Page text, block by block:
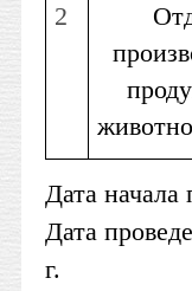
2
Дата начала
Дата
г.